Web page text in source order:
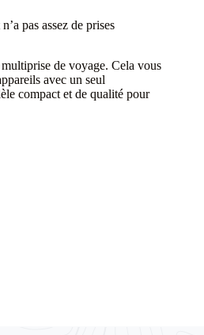
pas assez de prises
de voyage. Cela vous
avec un seul
compact et de qualité pour